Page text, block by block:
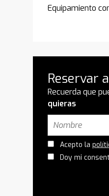
Equipamiento
Reservar
Recuerda que
quieras
Acepto la
Doy mi